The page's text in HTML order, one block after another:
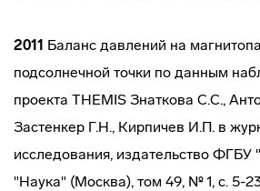
2011 Баланс давлений на
подсолнечной точки по данным
проекта THEMIS Знаткова С.С.,
Застенкер Г.Н., Кирпичев И.П. в
исследования, издательство ФГБУ
"Наука" (Москва), том 49, № 1, с. 5-